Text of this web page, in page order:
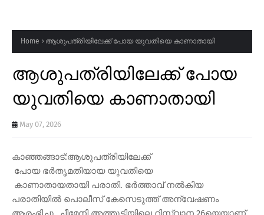
Home ആശുപത്രിയിലേക്ക് പോയ യുവതിയെ കാണാതായി
ആശുപത്രിയിലേക്ക് പോയ
യുവതിയെ കാണാതായി
May 07, 2026
കാഞ്ഞങ്ങാട്:ആശുപത്രിയിലേക്ക്
പോയ ഭർതൃമതിയായ യുവതിയെ
കാണാതായതായി പരാതി. ഭർത്താവ് നൽകിയ
പരാതിയിൽ പൊലീസ് കേസെടുത്ത് അന്വേഷണം